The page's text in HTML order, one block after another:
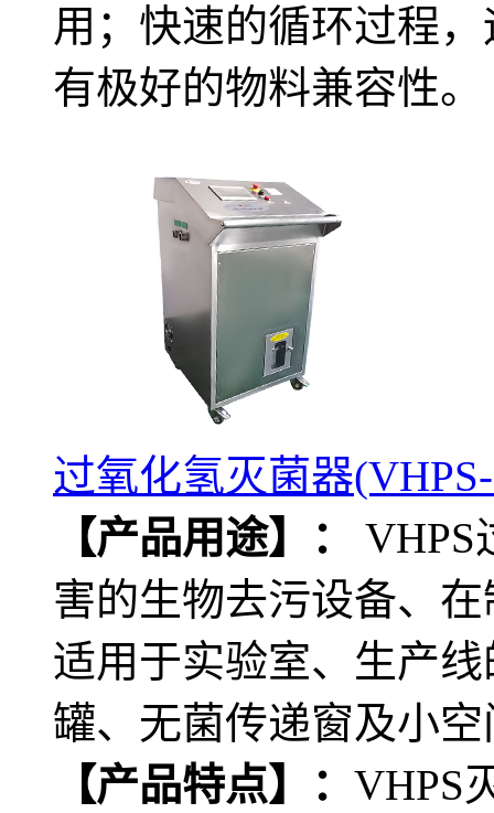
用；快速的循环过程
有极好的物料兼容性。
过氧化氢灭菌器
【产品用途】：
VHPS
害的生物去污设备、
适用于实验室、生产
罐、无菌传递窗及小
【产品特点】： VHPS